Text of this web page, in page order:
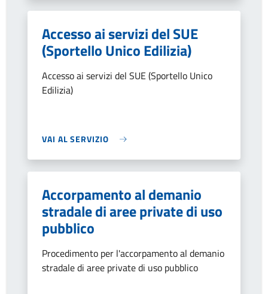
Accesso ai servizi del SUE
(Sportello Unico Edilizia)
Accesso ai servizi del SUE (Sportello Unico
Edilizia)
VAI AL SERVIZIO
Accorpamento al demanio
stradale di aree private di uso
pubblico
Procedimento per l'accorpamento al demanio
stradale di aree private di uso pubblico